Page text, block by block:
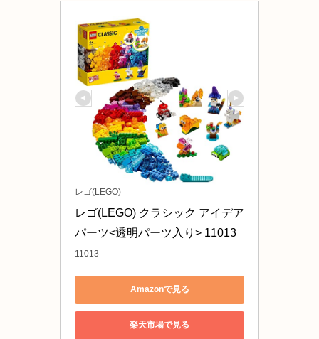
レゴ(LEGO)
レゴ(LEGO) クラシック アイデア
パーツ<透明パーツ入り> 11013
11013
Amazonで見る
楽天市場で見る